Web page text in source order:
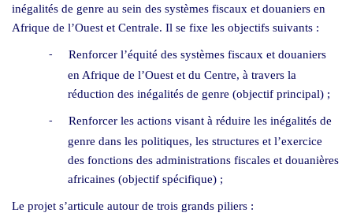
inégalités de genre au sein des systèmes fiscaux et douaniers en
Afrique de l’Ouest et Centrale. Il se fixe les objectifs suivants :
-
Renforcer l’équité des systèmes fiscaux et douaniers
en Afrique de l’Ouest et du Centre, à travers la
réduction des inégalités de genre (objectif principal) ;
-
Renforcer les actions visant à réduire les inégalités de
genre dans les politiques, les structures et l’exercice
des fonctions des administrations fiscales et douanières
africaines (objectif spécifique) ;
Le projet s’articule autour de trois grands piliers :